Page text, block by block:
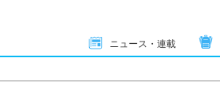
ニュース・連載